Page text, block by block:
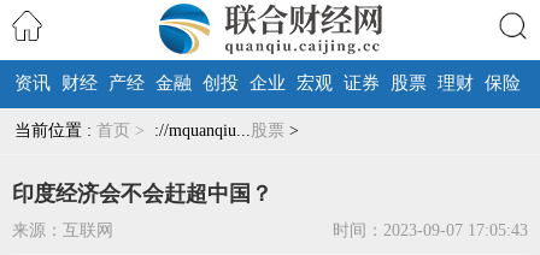
搜索
资讯 财经 产经 金融 创投 企业 宏观 证券 股票 理财 保险
当前位置 : 首页 > ://mquanqiu...股票 >
印度经济会不会赶超中国？
来源：互联网 时间：2023-09-07 17:05:43